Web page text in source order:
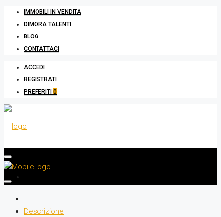
IMMOBILI IN VENDITA
DIMORA TALENTI
BLOG
CONTATTACI
ACCEDI
REGISTRATI
PREFERITI 0
Descrizione